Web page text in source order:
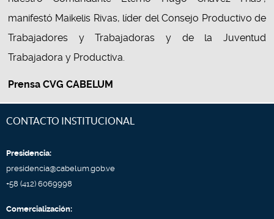
manifestó Maikelis Rivas, líder del Consejo Productivo de
Trabajadores y Trabajadoras y de la Juventud
Trabajadora y Productiva.
Prensa CVG CABELUM
CONTACTO INSTITUCIONAL
Presidencia:
presidencia@cabelum.gob.ve
+58 (412) 6069998
Comercialización: